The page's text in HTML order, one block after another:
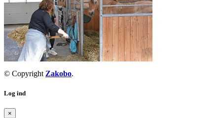
© Copyright Zakobo.
Log ind
×